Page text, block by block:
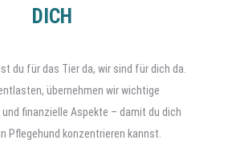
DICH
du für das Tier da, wir sind für dich da.
übernehmen wir wichtige
finanzielle Aspekte – damit du dich
Pflegehund konzentrieren kannst.